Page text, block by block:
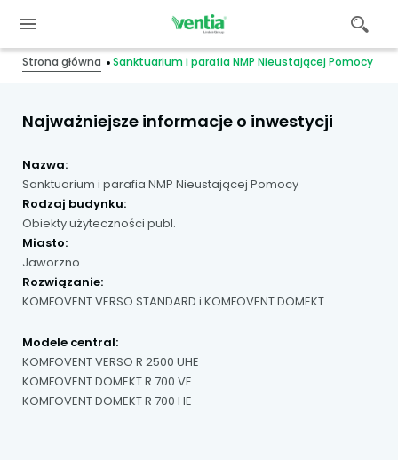
Strona główna Sanktuarium i parafia NMP Nieustającej Pomocy
Najważniejsze informacje o inwestycji
Nazwa:
Sanktuarium i parafia NMP Nieustającej Pomocy
Rodzaj budynku:
Obiekty użyteczności publ.
Miasto:
Jaworzno
Rozwiązanie:
KOMFOVENT VERSO STANDARD i KOMFOVENT DOMEKT
Modele central:
KOMFOVENT VERSO R 2500 UHE
KOMFOVENT DOMEKT R 700 VE
KOMFOVENT DOMEKT R 700 HE